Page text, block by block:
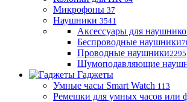
Микрофоны 37
Наушники 3541
Аксессуары для
Беспроводные наушники
Проводные наушники2295
Шумоподавляющие
Гаджеты
Умные часы Smart Watch 113
Ремешки для умных часов или